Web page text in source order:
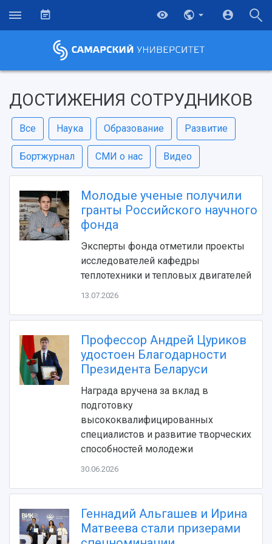
Об университете
Ключевые факты
Руководство
Наблюдательный совет
Попечительский совет
Ученый совет
Главные новости
Объявления
СМИ об университете
Пресс-центр
Образование
Почему я выбираю Самарский университет?
Абитуриенту
Бакалавриат и специалитет
Формы обучения
Учебные планы
Научно-исследовательская деятельность
Основные научные направления
Научные школы и ведущие научные коллективы
Диссертационные советы
работников
Научно-технический совет
ДОСТИЖЕНИЯ СОТРУДНИКОВ
Все Наука Образование Развитие
Бортжурнал СМИ о нас Видео
Молодые ученые получили
гранты Российского научного
фонда
Эксперты фонда отметили проекты
исследователей кафедры
теплотехники и тепловых двигателей
13.07.2026
Профессор Андрей Цуриков
удостоен Благодарности
Президента Беларуси
Награда вручена за вклад в
подготовку
высококвалифицированных
специалистов и развитие творческих
способностей молодежи
30.06.2026
Геннадий Альгашев и Ирина
Матвеева стали призерами